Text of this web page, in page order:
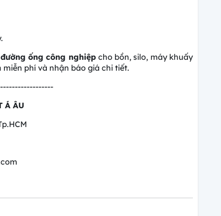
ống công nghiệp cho bồn, silo, máy khuấy
phí và nhận báo giá chi tiết.
Á ÂU